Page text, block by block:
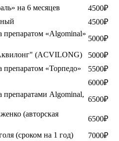
на 6 месяцев
4500₽
4500₽
препаратом «Algominal»
5000₽
(ACVILONG)
5000₽
препаратом «Торпедо»
5500₽
6000₽
препаратами Algominal,
6500₽
(авторская
6500₽
(сроком на 1 год)
7000₽